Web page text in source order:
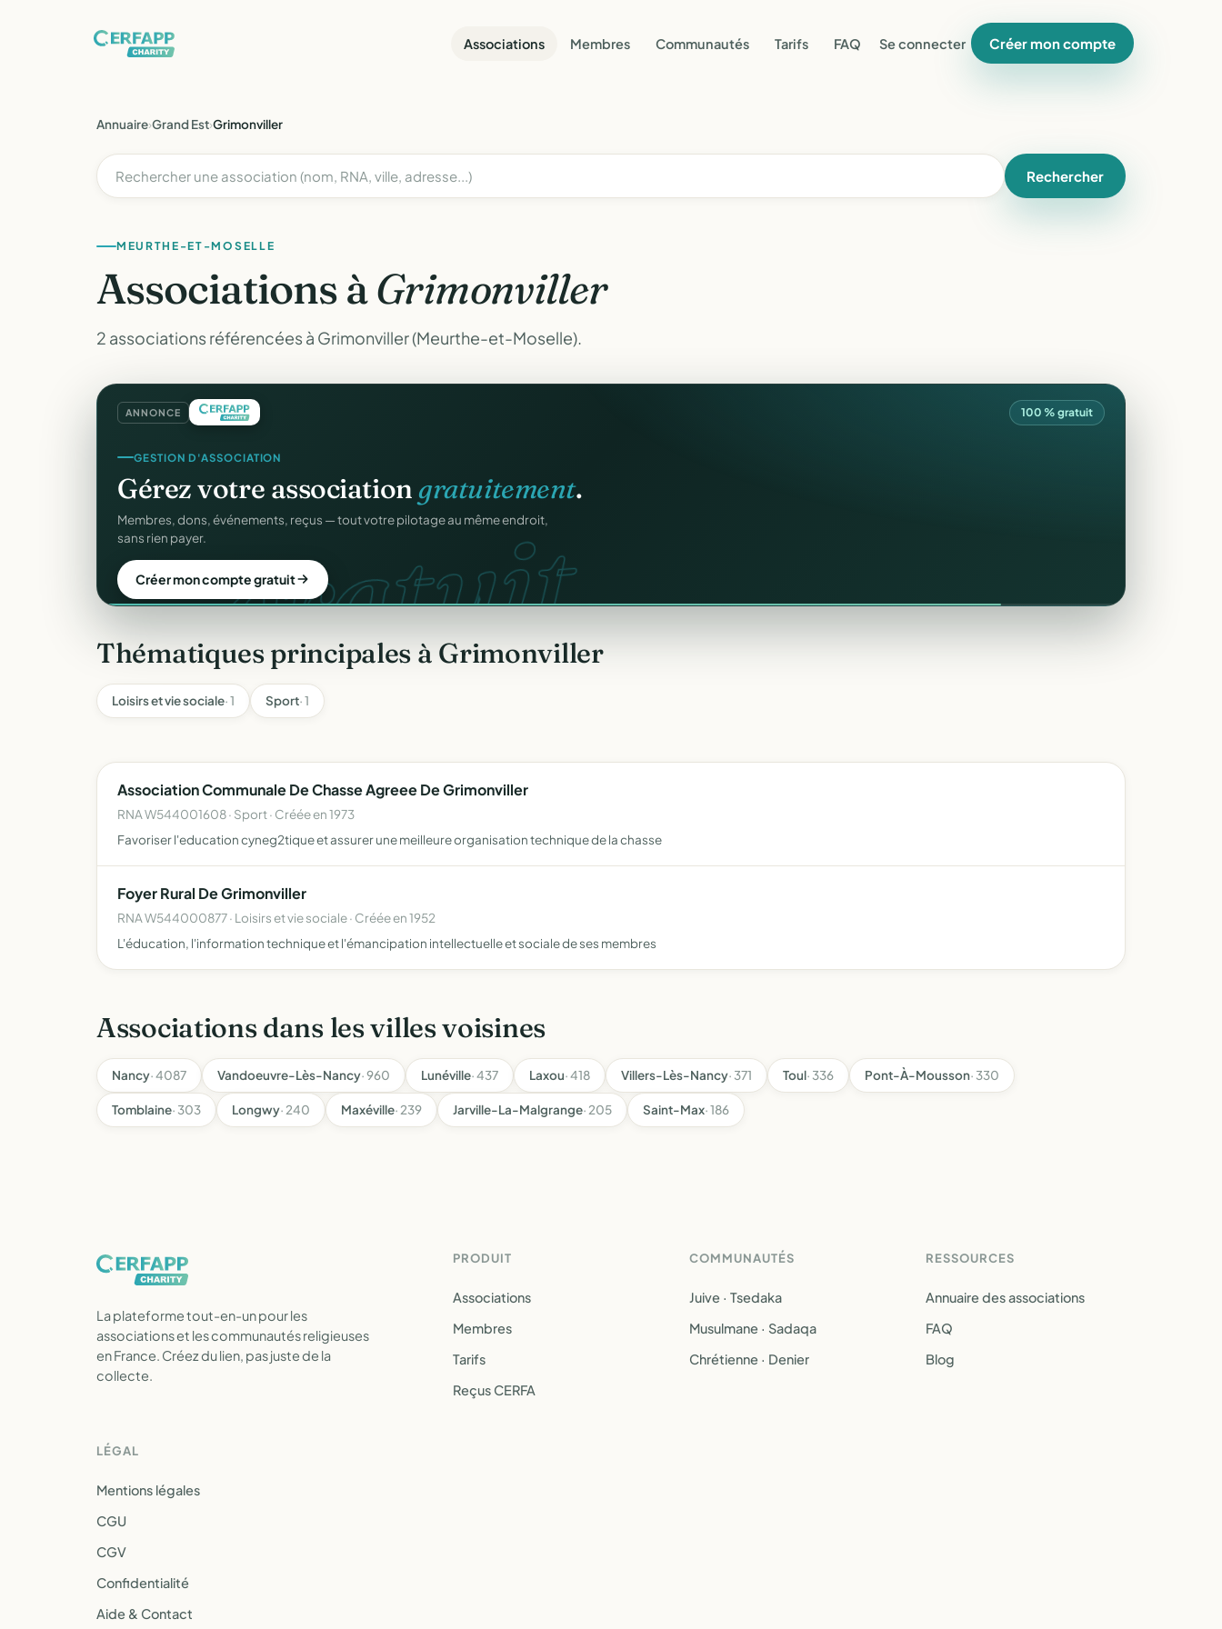
Associations Membres Communautés Tarifs FAQ Se connecter Créer mon compte
Annuaire›Grand Est›Grimonviller
Rechercher
MEURTHE-ET-MOSELLE
Associations àGrimonviller
2 associations référencées à Grimonviller (Meurthe-et-Moselle).
ANNONCE 100 % gratuit
gratuit.
GESTION D'ASSOCIATION
Gérez votre association gratuitement.
Membres, dons, événements, reçus — tout votre pilotage au même endroit,
sans rien payer.
Créer mon compte gratuit
Thématiques principales à Grimonviller
Loisirs et vie sociale· 1 Sport· 1
Association Communale De Chasse Agreee De Grimonviller
RNA W544001608 · Sport · Créée en 1973
Favoriser l'education cyneg2tique et assurer une meilleure organisation technique de la chasse
Foyer Rural De Grimonviller
RNA W544000877 · Loisirs et vie sociale · Créée en 1952
L'éducation, l'information technique et l'émancipation intellectuelle et sociale de ses membres
Associations dans les villes voisines
Nancy· 4087 Vandoeuvre-Lès-Nancy· 960 Lunéville· 437 Laxou· 418 Villers-Lès-Nancy· 371 Toul· 336 Pont-À-Mousson· 330
Tomblaine· 303 Longwy· 240 Maxéville· 239 Jarville-La-Malgrange· 205 Saint-Max· 186
La plateforme tout-en-un pour les
associations et les communautés religieuses
en France. Créez du lien, pas juste de la
collecte.
PRODUIT
Associations
Membres
Tarifs
Reçus CERFA
COMMUNAUTÉS
Juive · Tsedaka
Musulmane · Sadaqa
Chrétienne · Denier
RESSOURCES
Annuaire des associations
FAQ
Blog
LÉGAL
Mentions légales
CGU
CGV
Confidentialité
Aide & Contact